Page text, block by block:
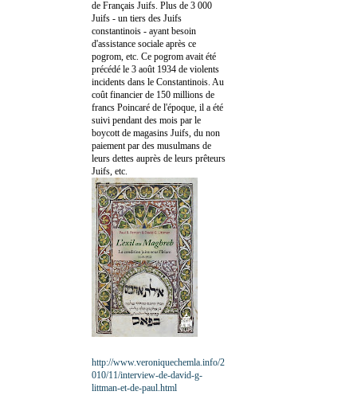
de Français Juifs. Plus de 3 000
Juifs - un tiers des Juifs
constantinois - ayant besoin
d'assistance sociale après ce
pogrom, etc. Ce pogrom avait été
précédé le 3 août 1934 de violents
incidents dans le Constantinois. Au
coût financier de 150 millions de
francs Poincaré de l'époque, il a été
suivi pendant des mois par le
boycott de magasins Juifs, du non
paiement par des musulmans de
leurs dettes auprès de leurs prêteurs
Juifs, etc.
http://www.veroniquechemla.info/2
010/11/interview-de-david-g-
littman-et-de-paul.html